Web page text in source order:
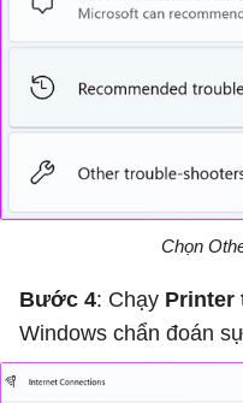
Chọn
Bước 4: Chạy Printer
Windows chẩn đoán